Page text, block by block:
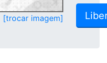
[trocar imagem]